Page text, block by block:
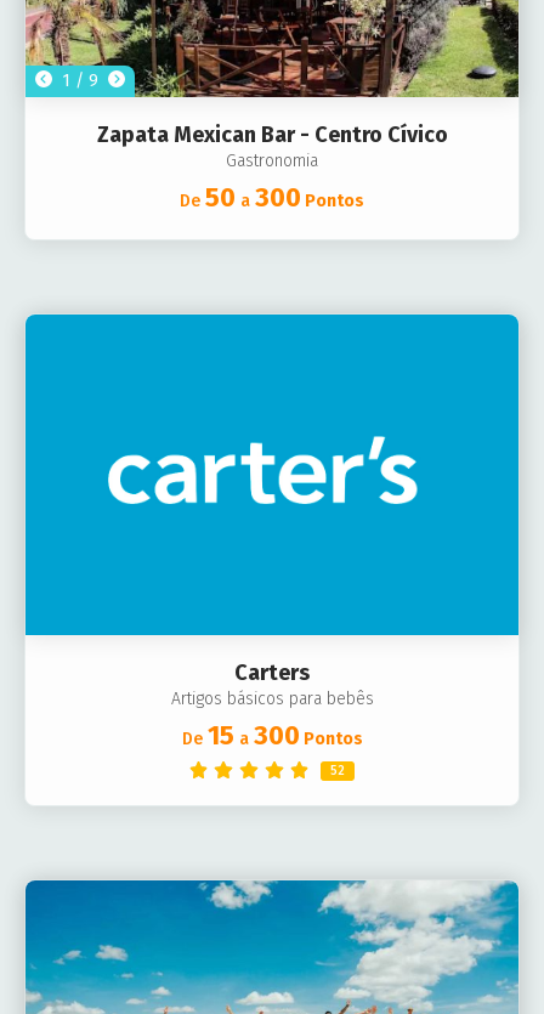
1 / 9
Zapata Mexican Bar - Centro Cívico
Gastronomia
De 50 a 300 Pontos
Carters
Artigos básicos para bebês
De 15 a 300 Pontos
52